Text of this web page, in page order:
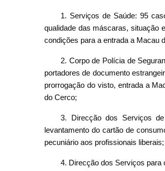
1. Serviços de Saúde: 95
qualidade das máscaras, situação
condições para a entrada a Macau
2. Corpo de Polícia de
portadores de documento
prorrogação do visto, entrada a
do Cerco;
3. Direcção dos Serviços
levantamento do cartão de
pecuniário aos profissionais liberais;
4. Direcção dos Serviços para